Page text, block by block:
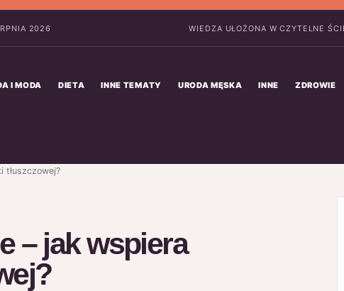
2026 WIEDZA UŁOŻONA W CZYTELNE
I MODA DIETA INNE TEMATY URODA MĘSKA INNE ZDROWIE
tłuszczowej?
– jak wspiera